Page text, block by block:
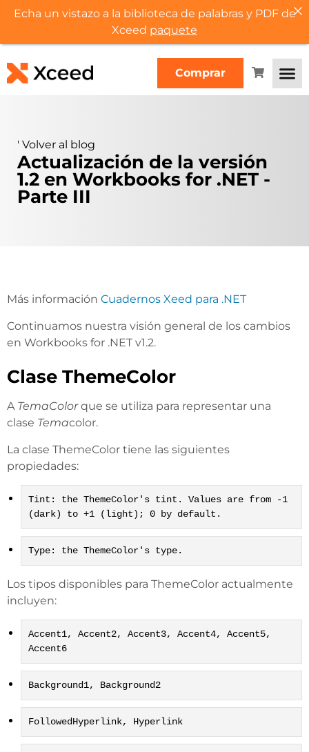
Comprar
' Volver al blog
Actualización de la versión
1.2 en Workbooks for .NET -
Parte III
Más información Cuadernos Xeed para .NET
Continuamos nuestra visión general de los cambios
en Workbooks for .NET v1.2.
Clase ThemeColor
A TemaColorque se utiliza para representar una
clase Temacolor.
La clase ThemeColor tiene las siguientes
propiedades:
Tint: the ThemeColor's tint. Values are from -1
(dark) to +1 (light); 0 by default.
Type: the ThemeColor's type.
Los tipos disponibles para ThemeColor actualmente
incluyen:
Accent1, Accent2, Accent3, Accent4, Accent5,
Accent6
Background1, Background2
FollowedHyperlink, Hyperlink
Echa un vistazo a la biblioteca de palabras y PDF de
Xceed paquete